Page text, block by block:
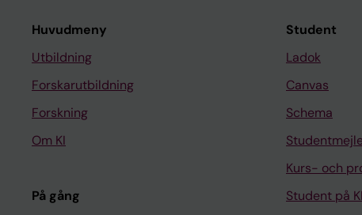
Huvudmeny
Utbildning
Forskarutbildning
Forskning
Om KI
På gång
Student
Ladok
Canvas
Schema
Kurs- och
Student på KI